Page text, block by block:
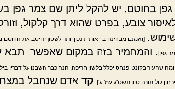
גפן בחוטם, יש להקל ליתן שם צמר גפן
צובע, בפרט שהוא דרך קלקול,
[ואמנם מבחינה בריאותית נכון יותר לשטוף היטב את
גפן] . והמחמיר בזה במקום שאפשר, תבא
שהעיר בקונט' פנחס יפלל בלשון חריפה, הנה כבר השבנו על דבריו
קול תורה סיון תשס"ג עמ' ע'] קד אדם שנחבל במצחו